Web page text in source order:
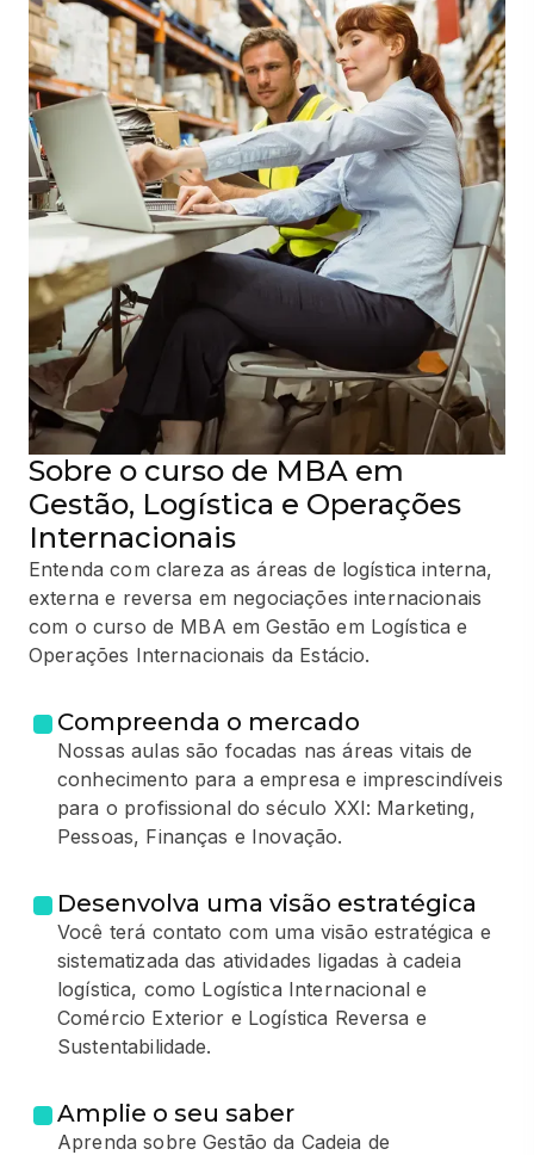
Sobre o curso de MBA em
Gestão, Logística e Operações
Internacionais
Entenda com clareza as áreas de logística interna,
externa e reversa em negociações internacionais
com o curso de MBA em Gestão em Logística e
Operações Internacionais da Estácio.
Compreenda o mercado
Nossas aulas são focadas nas áreas vitais de
conhecimento para a empresa e imprescindíveis
para o profissional do século XXI: Marketing,
Pessoas, Finanças e Inovação.
Desenvolva uma visão estratégica
Você terá contato com uma visão estratégica e
sistematizada das atividades ligadas à cadeia
logística, como Logística Internacional e
Comércio Exterior e Logística Reversa e
Sustentabilidade.
Amplie o seu saber
Aprenda sobre Gestão da Cadeia de